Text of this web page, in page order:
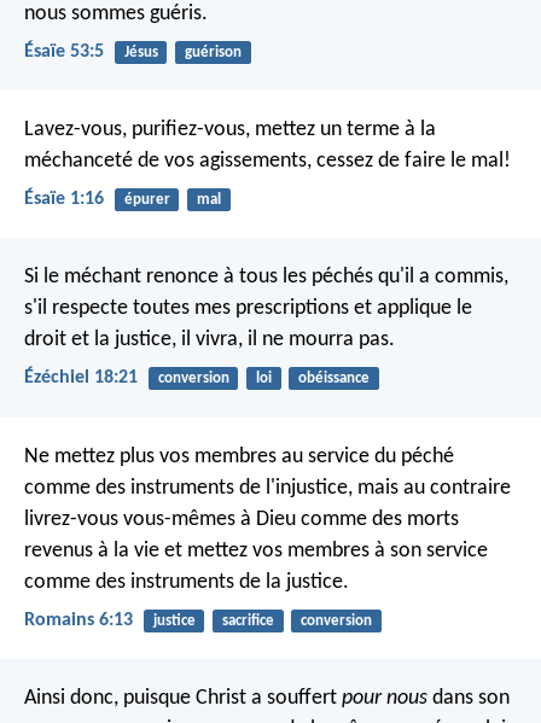
nous sommes guéris.
Ésaïe 53:5 Jésus guérison
Lavez-vous, purifiez-vous, mettez un terme à la
méchanceté de vos agissements, cessez de faire le mal!
Ésaïe 1:16 épurer mal
Si le méchant renonce à tous les péchés qu'il a commis,
s'il respecte toutes mes prescriptions et applique le
droit et la justice, il vivra, il ne mourra pas.
Ézéchiel 18:21 conversion loi obéissance
Ne mettez plus vos membres au service du péché
comme des instruments de l'injustice, mais au contraire
livrez-vous vous-mêmes à Dieu comme des morts
revenus à la vie et mettez vos membres à son service
comme des instruments de la justice.
Romains 6:13 justice sacrifice conversion
Ainsi donc, puisque Christ a souffert pour nous dans son